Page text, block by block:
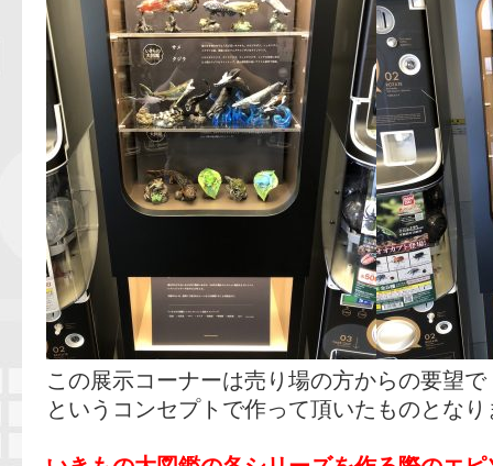
この展示コーナーは売り場の方からの要望で
というコンセプトで作って頂いたものとなり